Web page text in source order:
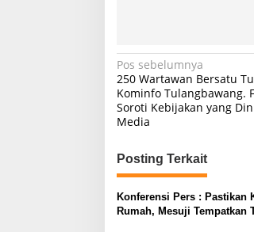
N
a
v
g
a
s
Pos sebelumnya
250 Wartawan Bersatu
Kominfo Tulangbawang.
Soroti Kebijakan yang
Media
Posting Terkait
Konferensi Pers : Pastikan
Rumah, Mesuji Tempatkan